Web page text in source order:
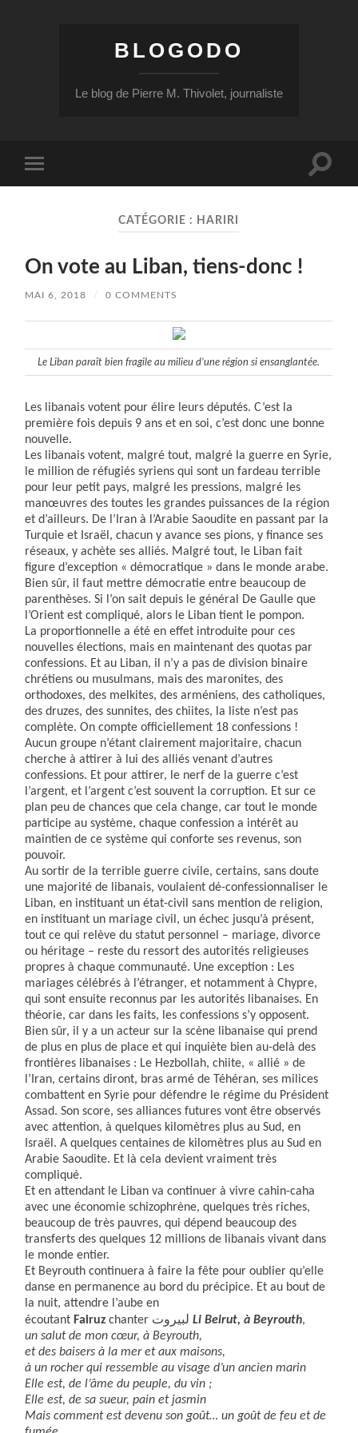
BLOGODO
Le blog de Pierre M. Thivolet, journaliste
mobile
Toggle
CATÉGORIE : HARIRI
On vote au Liban, tiens-donc !
MAI 6, 2018 / 0 COMMENTS
Le Liban paraît bien fragile au milieu d’une région si ensanglantée.
Les libanais votent pour élire leurs députés. C’est la
première fois depuis 9 ans et en soi, c’est donc une bonne
nouvelle.
Les libanais votent, malgré tout, malgré la guerre en Syrie,
le million de réfugiés syriens qui sont un fardeau terrible
pour leur petit pays, malgré les pressions, malgré les
manœuvres des toutes les grandes puissances de la région
et d’ailleurs. De l’Iran à l’Arabie Saoudite en passant par la
Turquie et Israël, chacun y avance ses pions, y finance ses
réseaux, y achète ses alliés. Malgré tout, le Liban fait
figure d’exception « démocratique » dans le monde arabe.
Bien sûr, il faut mettre démocratie entre beaucoup de
parenthèses. Si l’on sait depuis le général De Gaulle que
l’Orient est compliqué, alors le Liban tient le pompon.
La proportionnelle a été en effet introduite pour ces
nouvelles élections, mais en maintenant des quotas par
confessions. Et au Liban, il n’y a pas de division binaire
chrétiens ou musulmans, mais des maronites, des
orthodoxes, des melkites, des arméniens, des catholiques,
des druzes, des sunnites, des chiites, la liste n’est pas
complète. On compte officiellement 18 confessions !
Aucun groupe n’étant clairement majoritaire, chacun
cherche à attirer à lui des alliés venant d’autres
confessions. Et pour attirer, le nerf de la guerre c’est
l’argent, et l’argent c’est souvent la corruption. Et sur ce
plan peu de chances que cela change, car tout le monde
participe au système, chaque confession a intérêt au
maintien de ce système qui conforte ses revenus, son
pouvoir.
Au sortir de la terrible guerre civile, certains, sans doute
une majorité de libanais, voulaient dé-confessionnaliser le
Liban, en instituant un état-civil sans mention de religion,
en instituant un mariage civil, un échec jusqu’à présent,
tout ce qui relève du statut personnel – mariage, divorce
ou héritage – reste du ressort des autorités religieuses
propres à chaque communauté. Une exception : Les
mariages célébrés à l’étranger, et notamment à Chypre,
qui sont ensuite reconnus par les autorités libanaises. En
théorie, car dans les faits, les confessions s’y opposent.
Bien sûr, il y a un acteur sur la scène libanaise qui prend
de plus en plus de place et qui inquiète bien au-delà des
frontières libanaises : Le Hezbollah, chiite, « allié » de
l’Iran, certains diront, bras armé de Téhéran, ses milices
combattent en Syrie pour défendre le régime du Président
Assad. Son score, ses alliances futures vont être observés
avec attention, à quelques kilomètres plus au Sud, en
Israël. A quelques centaines de kilomètres plus au Sud en
Arabie Saoudite. Et là cela devient vraiment très
compliqué.
Et en attendant le Liban va continuer à vivre cahin-caha
avec une économie schizophrène, quelques très riches,
beaucoup de très pauvres, qui dépend beaucoup des
transferts des quelques 12 millions de libanais vivant dans
le monde entier.
Et Beyrouth continuera à faire la fête pour oublier qu’elle
danse en permanence au bord du précipice. Et au bout de
la nuit, attendre l’aube en
écoutantFairuzchanter لبيروتLi Beirut,à Beyrouth,
un salut de mon cœur, à Beyrouth,
et des baisers à la mer et aux maisons,
à un rocher qui ressemble au visage d’un ancien marin
Elle est, de l’âme du peuple, du vin ;
Elle est, de sa sueur, pain et jasmin
Mais comment est devenu son goût… un goût de feu et de